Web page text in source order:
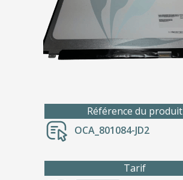
Référence du produit
OCA_801084-JD2
Tarif